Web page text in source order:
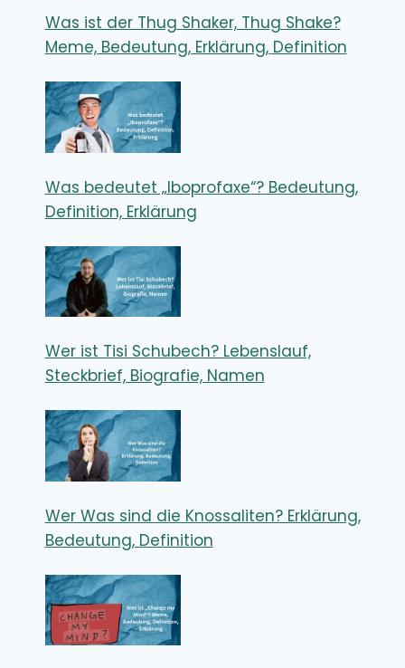
Was ist der Thug Shaker, Thug Shake?
Meme, Bedeutung, Erklärung, Definition
Was bedeutet „Iboprofaxe“? Bedeutung,
Definition, Erklärung
Wer ist Tisi Schubech? Lebenslauf,
Steckbrief, Biografie, Namen
Wer Was sind die Knossaliten? Erklärung,
Bedeutung, Definition